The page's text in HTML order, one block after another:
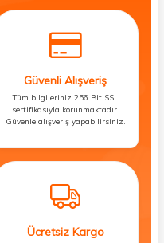
Güvenli Alışveriş
Tüm bilgileriniz 256 Bit SSL
sertifikasıyla korunmaktadır.
Güvenle alışveriş yapabilirsiniz.
Ücretsiz Kargo